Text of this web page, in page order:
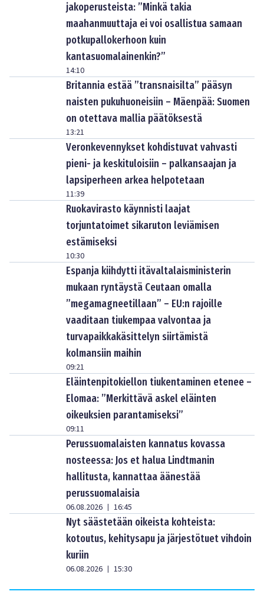
jakoperusteista: ”Minkä takia
maahanmuuttaja ei voi osallistua samaan
potkupallokerhoon kuin
kantasuomalainenkin?”
14:10
Britannia estää ”transnaisilta” pääsyn
naisten pukuhuoneisiin – Mäenpää: Suomen
on otettava mallia päätöksestä
13:21
Veronkevennykset kohdistuvat vahvasti
pieni- ja keskituloisiin – palkansaajan ja
lapsiperheen arkea helpotetaan
11:39
Ruokavirasto käynnisti laajat
torjuntatoimet sikaruton leviämisen
estämiseksi
10:30
Espanja kiihdytti itävaltalaisministerin
mukaan ryntäystä Ceutaan omalla
”megamagneetillaan” – EU:n rajoille
vaaditaan tiukempaa valvontaa ja
turvapaikkakäsittelyn siirtämistä
kolmansiin maihin
09:21
Eläintenpitokiellon tiukentaminen etenee –
Elomaa: ”Merkittävä askel eläinten
oikeuksien parantamiseksi”
09:11
Perussuomalaisten kannatus kovassa
nosteessa: Jos et halua Lindtmanin
hallitusta, kannattaa äänestää
perussuomalaisia
06.08.2026 | 16:45
Nyt säästetään oikeista kohteista:
kotoutus, kehitysapu ja järjestötuet vihdoin
kuriin
06.08.2026 | 15:30